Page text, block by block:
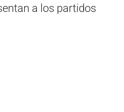
a los partidos